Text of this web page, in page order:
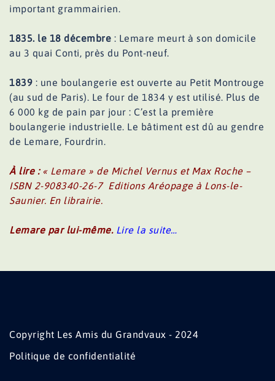
important grammairien.
1835. le 18 décembre : Lemare meurt à son domicile
au 3 quai Conti, près du Pont-neuf.
1839 : une boulangerie est ouverte au Petit Montrouge
(au sud de Paris). Le four de 1834 y est utilisé. Plus de
6 000 kg de pain par jour : C’est la première
boulangerie industrielle. Le bâtiment est dû au gendre
de Lemare, Fourdrin.
À lire :« Lemare » de Michel Vernus et Max Roche –
ISBN 2-908340-26-7 Editions Aréopageà Lons-le-
Saunier. En librairie.
Lemare par lui-même. Lire la suite…
Copyright Les Amis du Grandvaux - 2024
Politique de confidentialité